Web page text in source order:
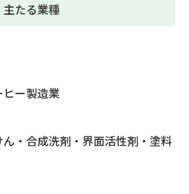
主たる業種
ー製造業
・合成洗剤・界面活性剤・塗料